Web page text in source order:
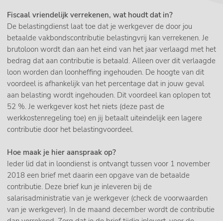
Fiscaal vriendelijk verrekenen, wat houdt dat in?
De belastingdienst laat toe dat je werkgever de door jou
betaalde vakbondscontributie belastingvrij kan verrekenen. Je
brutoloon wordt dan aan het eind van het jaar verlaagd met het
bedrag dat aan contributie is betaald. Alleen over dit verlaagde
loon worden dan loonheffing ingehouden. De hoogte van dit
voordeel is afhankelijk van het percentage dat in jouw geval
aan belasting wordt ingehouden. Dit voordeel kan oplopen tot
52 %. Je werkgever kost het niets (deze past de
werkkostenregeling toe) en jij betaalt uiteindelijk een lagere
contributie door het belastingvoordeel.
Hoe maak je hier aanspraak op?
Ieder lid dat in loondienst is ontvangt tussen voor 1 november
2018 een brief met daarin een opgave van de betaalde
contributie. Deze brief kun je inleveren bij de
salarisadministratie van je werkgever (check de voorwaarden
van je werkgever). In de maand december wordt de contributie